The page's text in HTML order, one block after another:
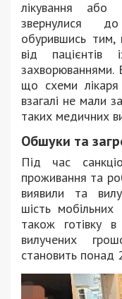
лікування або
звернулися
обурившись тим,
від
захворюваннями.
що схеми лікаря
взагалі не мали
таких медичних
Обшуки та
Під час
проживання та
виявили та
шість мобільних
також готівку в
вилучених
становить понад